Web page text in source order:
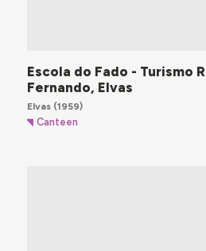
Escola do Fado - Turismo
Fernando, Elvas
Elvas(1959)
Canteen